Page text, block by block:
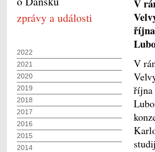
V
října
V
října
zprávy a události
2022
2021
2020
2019
2018
2017
2016
2015
2014